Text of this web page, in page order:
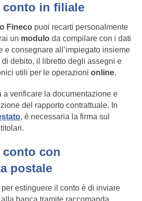
conto in filiale
Fineco puoi recarti personalmente
un modulo da compilare con i dati
e consegnare all’impiegato insieme
debito, il libretto degli assegni e
utili per le operazioni online.
a verificare la documentazione e
del rapporto contrattuale. In
, è necessaria la firma sul
conto con
postale
per estinguere il conto è di inviare